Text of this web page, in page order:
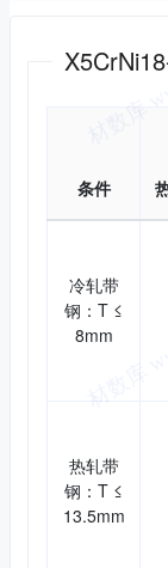
条件
冷轧带
钢：T ≤
8mm
热轧带
钢：T ≤
13.5mm